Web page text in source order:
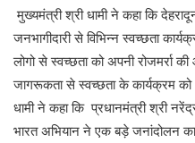
मुख्यमंत्री श्री धामी ने कहा कि
जनभागीदारी से विभिन्न स्वच्छता
लोगो से स्वच्छता को अपनी
जागरूकता से स्वच्छता के कार्यक्रम को
धामी ने कहा कि प्रधानमंत्री श्री
भारत अभियान ने एक बड़े जनांदोलन